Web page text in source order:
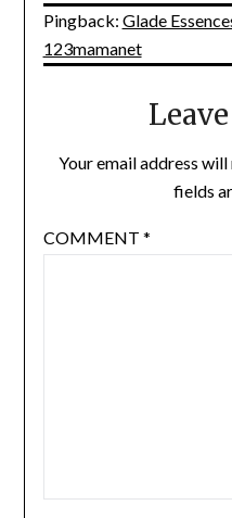
Pingback: Glade
123mamanet
Your email address
fields
COMMENT *